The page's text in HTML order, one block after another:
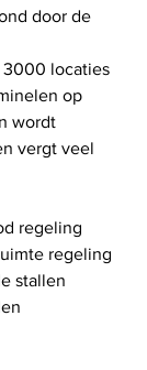
door de
3000 locaties
op
wordt
vergt veel
regeling
regeling
stallen